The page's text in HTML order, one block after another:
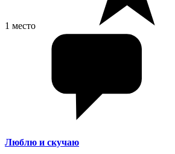
1 место
Люблю и скучаю